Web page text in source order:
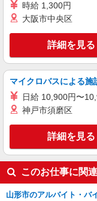
時給 1,300円
大阪市中央区
詳細を見る
マイクロバスによる
日給 10,900円〜
神戸市須磨区
詳細を見る
このお仕事に関
山形市のアルバイト・バ